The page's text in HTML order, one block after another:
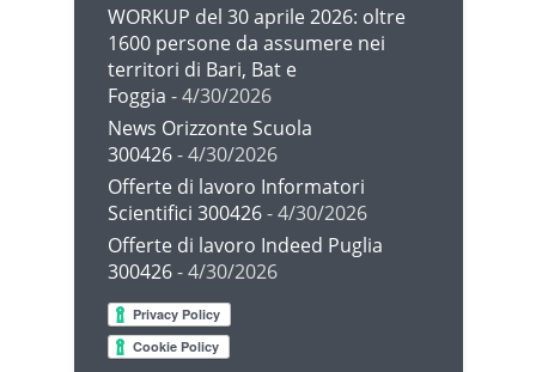
WORKUP del 30 aprile 2026: oltre
1600 persone da assumere nei
territori di Bari, Bat e
Foggia - 4/30/2026
News Orizzonte Scuola
300426- 4/30/2026
Offerte di lavoro Informatori
Scientifici 300426- 4/30/2026
Offerte di lavoro Indeed Puglia
300426- 4/30/2026